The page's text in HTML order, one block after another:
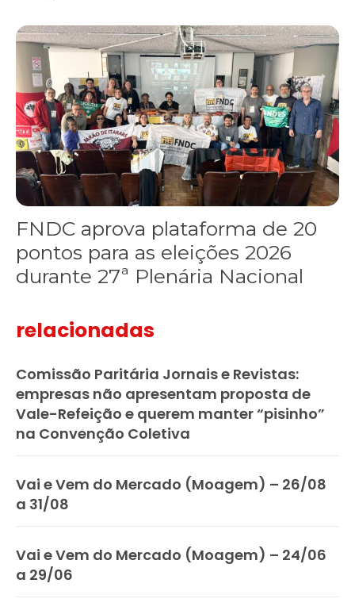
FNDC aprova plataforma de 20 pontos para as eleições 2026
FNDC aprova plataforma de 20
pontos para as eleições 2026
durante 27ª Plenária Nacional
relacionadas
Comissão Paritária Jornais e Revistas:
empresas não apresentam proposta de
Vale-Refeição e querem manter “pisinho”
na Convenção Coletiva
Vai e Vem do Mercado (Moagem) – 26/08
a 31/08
Vai e Vem do Mercado (Moagem) – 24/06
a 29/06